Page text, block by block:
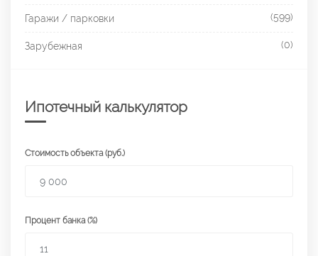
Гаражи / парковки (599)
Зарубежная (0)
Ипотечный калькулятор
Стоимость объекта (руб.)
Процент банка (%)